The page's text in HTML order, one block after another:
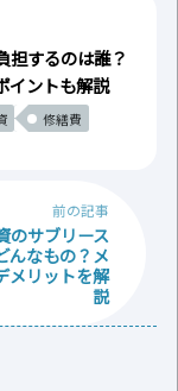
担するのは誰？
イントも解説
修繕費
前の記事
のサブリース
んなもの？メ
メリットを解
説